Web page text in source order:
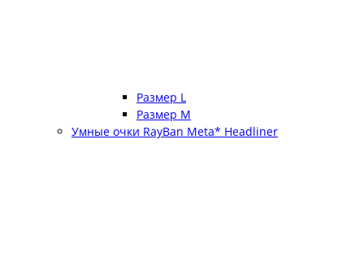
Размер L
Размер М
Умные очки RayBan Meta* Headliner